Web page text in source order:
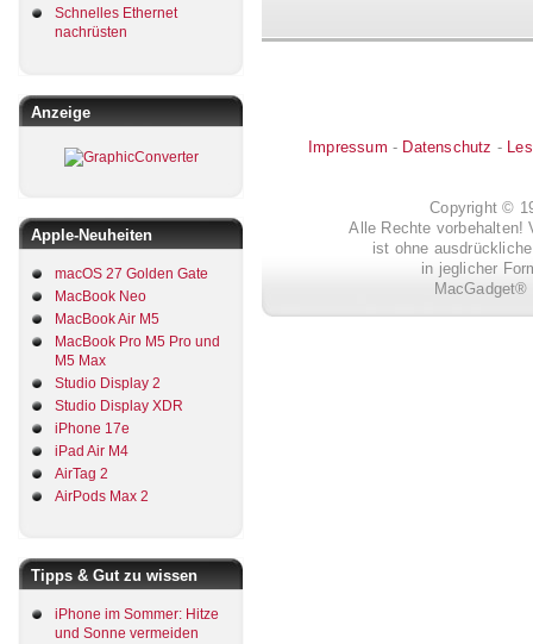
Schnelles Ethernet
nachrüsten
Anzeige
Apple-Neuheiten
macOS 27 Golden Gate
MacBook Neo
MacBook Air M5
MacBook Pro M5 Pro und
M5 Max
Studio Display 2
Studio Display XDR
iPhone 17e
iPad Air M4
AirTag 2
AirPods Max 2
Tipps & Gut zu wissen
iPhone im Sommer: Hitze
und Sonne vermeiden
Impressum - Datenschutz -
Copyright ©
Alle Rechte vorbehalten!
ist ohne
in jeglicher
MacGadget®